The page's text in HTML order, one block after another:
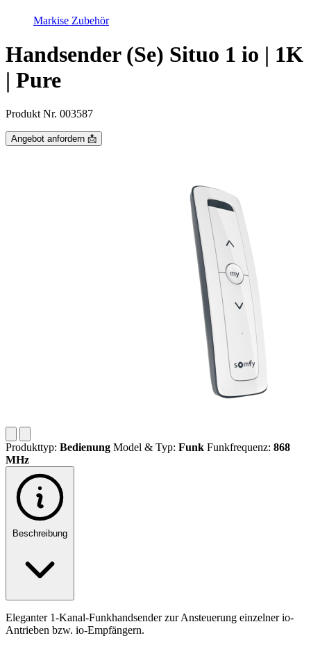
Markise Zubehör
Handsender (Se) Situo 1 io | 1K
| Pure
Produkt Nr. 003587
Angebot anfordern 📩
Produkttyp: Bedienung Model & Typ: Funk Funkfrequenz: 868
MHz
Beschreibung
Eleganter 1-Kanal-Funkhandsender zur Ansteuerung einzelner io-
Antrieben bzw. io-Empfängern.